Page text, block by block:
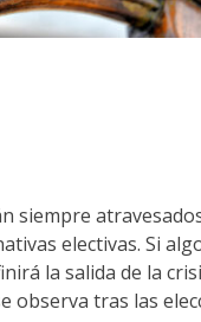
siempre
electivas. Si
la salida de la
observa tras las